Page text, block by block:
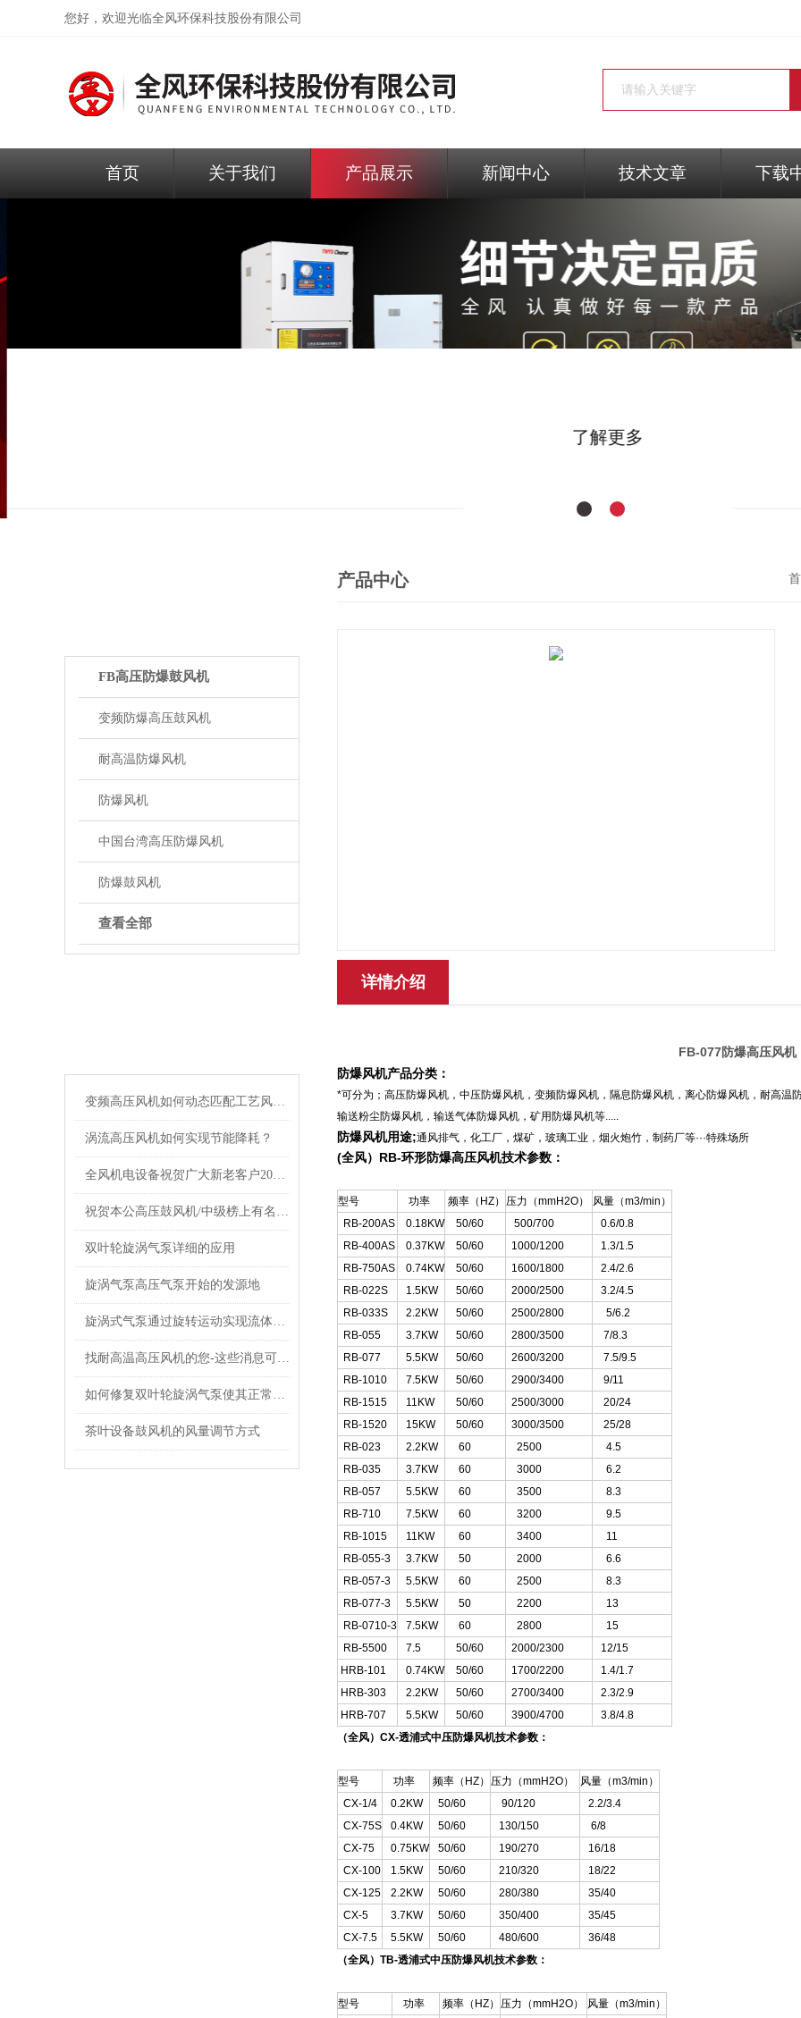
您好，欢迎光临全风环保科技股份有限公司
首页 关于我们 产品展示 新闻中心 技术文章 下载
了解更多
FB高压防爆鼓风机
变频防爆高压鼓风机
耐高温防爆风机
防爆风机
中国台湾高压防爆风机
防爆鼓风机
查看全部
变频高压风机如何动态匹配工艺风量需求
涡流高压风机如何实现节能降耗？
全风机电设备祝贺广大新老客户2016新年快乐
祝贺本公高压鼓风机/中级榜上有名会员
双叶轮旋涡气泵详细的应用
旋涡气泵高压气泵开始的发源地
旋涡式气泵通过旋转运动实现流体的连续传输
找耐高温高压风机的您-这些消息可以了解一下
如何修复双叶轮旋涡气泵使其正常操作？
茶叶设备鼓风机的风量调节方式
产品中心
详情介绍
FB-077防爆高压风机
防爆风机产品分类：
*可分为；高压防爆风机，中压防爆风机，变频防爆风机，隔息防爆风机，离心防爆风机，耐高温
输送粉尘防爆风机，输送气体防爆风机，矿用防爆风机等.....
防爆风机用途;通风排气，化工厂，煤矿，玻璃工业，烟火炮竹，制药厂等···特殊场所
(全风）RB-环形防爆高压风机技术参数：
型号 功率 频率（HZ） 压力（mmH2O）
风量（m3/min）
RB-200AS
0.18KW 50/60 500/700
0.6/0.8
RB-400AS
0.37KW 50/60 1000/1200
1.3/1.5
RB-750AS
0.74KW 50/60 1600/1800
2.4/2.6
RB-022S
1.5KW 50/60 2000/2500
3.2/4.5
RB-033S
2.2KW 50/60 2500/2800
5/6.2
RB-055
3.7KW 50/60 2800/3500
7/8.3
RB-077
5.5KW 50/60 2600/3200
7.5/9.5
RB-1010
7.5KW 50/60 2900/3400
9/11
RB-1515
11KW 50/60 2500/3000
20/24
RB-1520
15KW 50/60 3000/3500
25/28
RB-023
2.2KW 60 2500
4.5
RB-035
3.7KW 60 3000
6.2
RB-057
5.5KW 60 3500
8.3
RB-710
7.5KW 60 3200
9.5
RB-1015
11KW 60 3400
11
RB-055-3
3.7KW 50 2000
6.6
RB-057-3
5.5KW 60 2500
8.3
RB-077-3
5.5KW 50 2200
13
RB-0710-3 7.5KW 60 2800
15
RB-5500
7.5 50/60 2000/2300
12/15
HRB-101
0.74KW 50/60 1700/2200
1.4/1.7
HRB-303
2.2KW 50/60 2700/3400
2.3/2.9
HRB-707
5.5KW 50/60 3900/4700
3.8/4.8
（全风）CX-透浦式中压防爆风机技术参数：
型号 功率 频率（HZ） 压力（mmH2O）
风量（m3/min）
CX-1/4
0.2KW 50/60 90/120
2.2/3.4
CX-75S 0.4KW 50/60 130/150
6/8
CX-75
0.75KW 50/60 190/270
16/18
CX-100
1.5KW 50/60 210/320
18/22
CX-125
2.2KW 50/60 280/380
35/40
CX-5
3.7KW 50/60 350/400
35/45
CX-7.5
5.5KW 50/60 480/600
36/48
（全风）TB-透浦式中压防爆风机技术参数：
型号 功率 频率（HZ） 压力（mmH2O）
风量（m3/min）